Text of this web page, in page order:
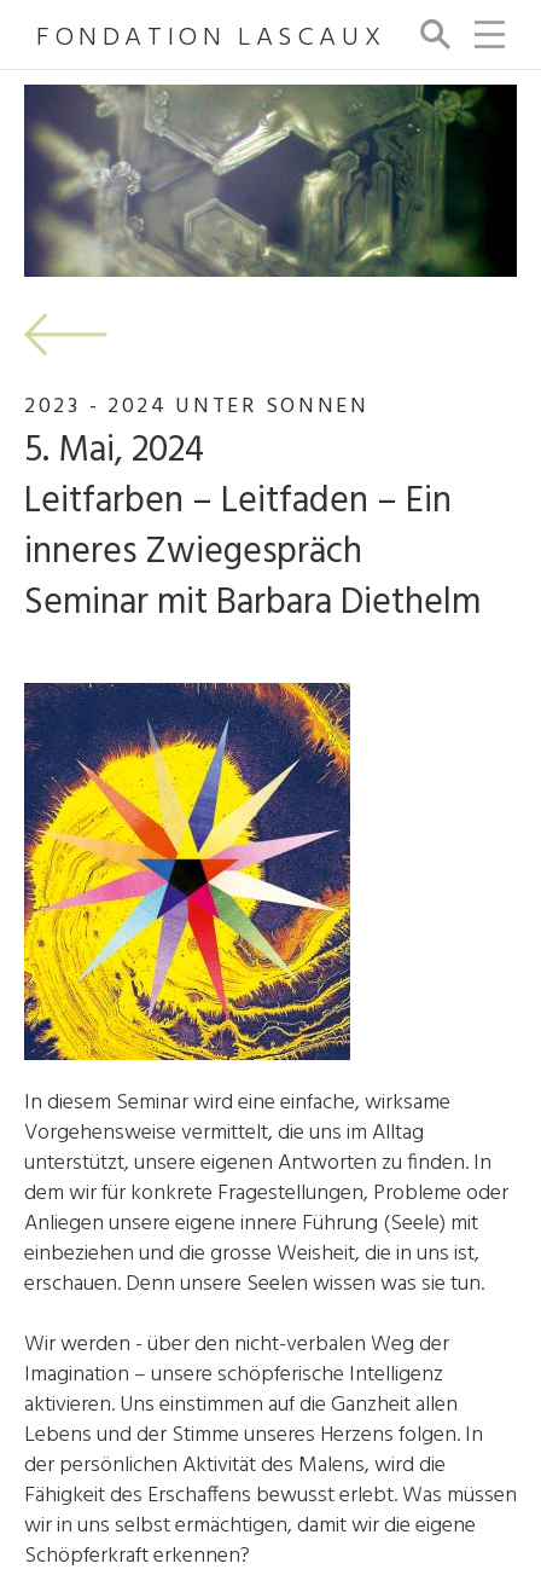
FONDATION LASCAUX
Su
ch
e
2023 - 2024 UNTER SONNEN
5. Mai, 2024
Leitfarben – Leitfaden – Ein
inneres Zwiegespräch
Seminar mit Barbara Diethelm
In diesem Seminar wird eine einfache, wirksame
Vorgehensweise vermittelt, die uns im Alltag
unterstützt, unsere eigenen Antworten zu finden. In
dem wir für konkrete Fragestellungen, Probleme oder
Anliegen unsere eigene innere Führung (Seele) mit
einbeziehen und die grosse Weisheit, die in uns ist,
erschauen. Denn unsere Seelen wissen was sie tun.
Wir werden - über den nicht-verbalen Weg der
Imagination – unsere schöpferische Intelligenz
aktivieren. Uns einstimmen auf die Ganzheit allen
Lebens und der Stimme unseres Herzens folgen. In
der persönlichen Aktivität des Malens, wird die
Fähigkeit des Erschaffens bewusst erlebt. Was müssen
wir in uns selbst ermächtigen, damit wir die eigene
Schöpferkraft erkennen?